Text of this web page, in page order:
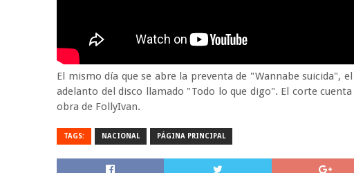
El mismo día que se abre la preventa de "Wannabe suicida",
adelanto del disco llamado "Todo lo que digo". El corte
obra de FollyIvan.
TAGS: NACIONAL PÁGINA PRINCIPAL